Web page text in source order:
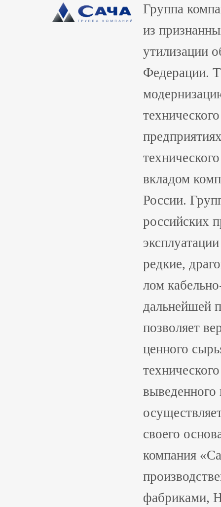
Группа
из
утилизации
Федерации.
вкладом
России.
российских
редкие,
лом
дальнейшей
позволяет
ценного
выведенного
своего
компания
фабриками,